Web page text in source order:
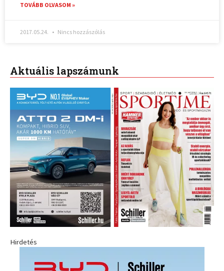
TOVÁBB OLVASOM »
2017.05.24. Nincs hozzászólás
Aktuális lapszámunk
Hirdetés